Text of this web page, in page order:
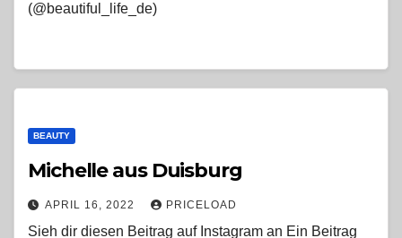
(@beautiful_life_de)
BEAUTY
Michelle aus Duisburg
APRIL 16, 2022 PRICELOAD
Sieh dir diesen Beitrag auf Instagram an Ein Beitrag